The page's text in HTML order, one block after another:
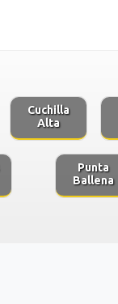
Cuchilla
Alta
Punta
Ballena